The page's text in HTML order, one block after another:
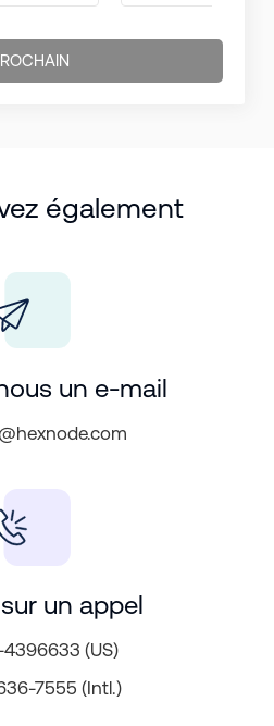
également
un e-mail
un appel
4396633 (US)
7555 (Intl.)